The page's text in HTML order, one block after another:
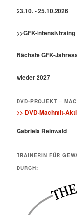
23.10. - 25.10.2026
>>GFK-Intensivtraing
Nächste GFK-
wieder 2027
DVD-PROJEKT –
>> DVD-Machmit-
Gabriela Reinwald
TRAINERIN FÜR
DURCH: